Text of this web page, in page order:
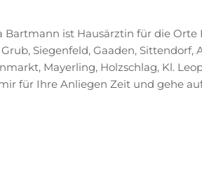
Bartmann ist Hausärztin für die Orte
Siegenfeld, Gaaden, Sittendorf,
Mayerling, Holzschlag, Kl.
für Ihre Anliegen Zeit und gehe